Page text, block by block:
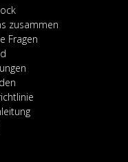
zusammen
Fragen